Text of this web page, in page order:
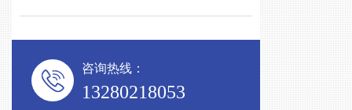
咨询热线：
13280218053